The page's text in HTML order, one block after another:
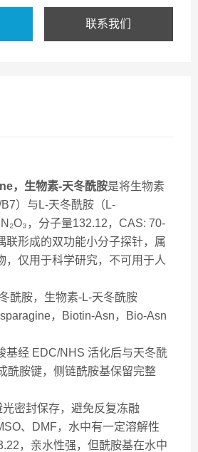
联系我们
，生物素-天冬酰胺是将生物素
B7）与L-天冬酰胺（L-
，分子量132.12，CAS: 70-
联形成的双功能小分子探针，属
，仅用于科学研究，不可用于人
酰胺，生物素-L-天冬酰胺
，Biotin-Asn，Bio-Asn
基经 EDC/NHS 活化后与天冬酰
酰胺键，侧链酰胺基保留完整
密封保存，避免反复冻融
、DMF，水中有一定溶解性
，亲水性强，但酰胺基在水中